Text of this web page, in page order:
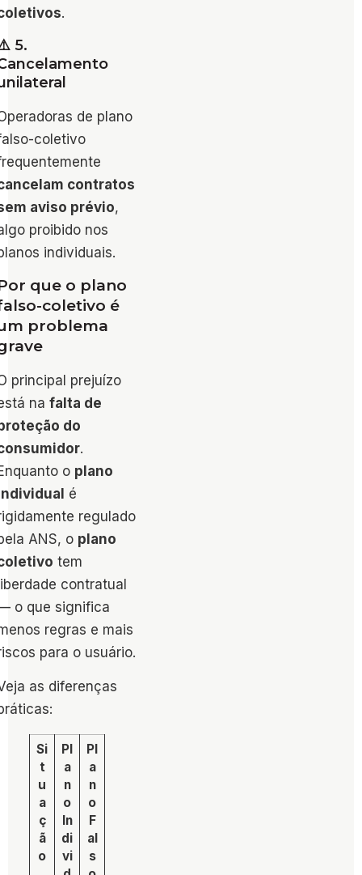
.
5.
de plano
coletivo
contratos
aviso prévio,
proibido nos
individuais.
que o plano
coletivo é
problema
principal prejuízo
na falta de
do
.
o plano
é
regulado
ANS, o plano
tem
contratual
o que significa
regras e mais
para o usuário.
as diferenças
Si
t
u
a
ç
ã
o
Pl
a
n
o
In
di
vi
Pl
a
n
o
F
al
s